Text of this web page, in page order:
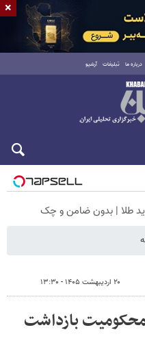
درباره ما تبلیغات آرشیو
۲۰ اردیبهشت ۱۴۰۵ - ۱۳:۳۰
بازداشت
×